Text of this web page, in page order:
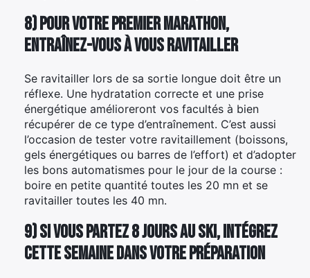
8) Pour votre premier marathon,
entraînez-vous à vous ravitailler
Se ravitailler lors de sa sortie longue doit être un
réflexe. Une hydratation correcte et une prise
énergétique amélioreront vos facultés à bien
récupérer de ce type d’entraînement. C’est aussi
l’occasion de tester votre ravitaillement (boissons,
gels énergétiques ou barres de l’effort) et d’adopter
les bons automatismes pour le jour de la course :
boire en petite quantité toutes les 20 mn et se
ravitailler toutes les 40 mn.
9) Si vous partez 8 jours au ski, intégrez
cette semaine dans votre préparation